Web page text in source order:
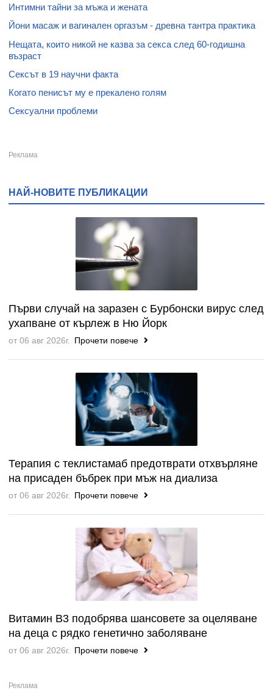
Интимни тайни за мъжа и жената
Йони масаж и вагинален оргазъм - древна тантра практика
Нещата, които никой не казва за секса след 60-годишна
възраст
Сексът в 19 научни факта
Когато пенисът му е прекалено голям
Сексуални проблеми
НАЙ-НОВИТЕ ПУБЛИКАЦИИ
Първи случай на заразен с Бурбонски вирус след
ухапване от кърлеж в Ню Йорк
от 06 авг 2026г. Прочети повече
Терапия с теклистамаб предотврати отхвърляне
на присаден бъбрек при мъж на диализа
от 06 авг 2026г. Прочети повече
Витамин B3 подобрява шансовете за оцеляване
на деца с рядко генетично заболяване
от 06 авг 2026г. Прочети повече